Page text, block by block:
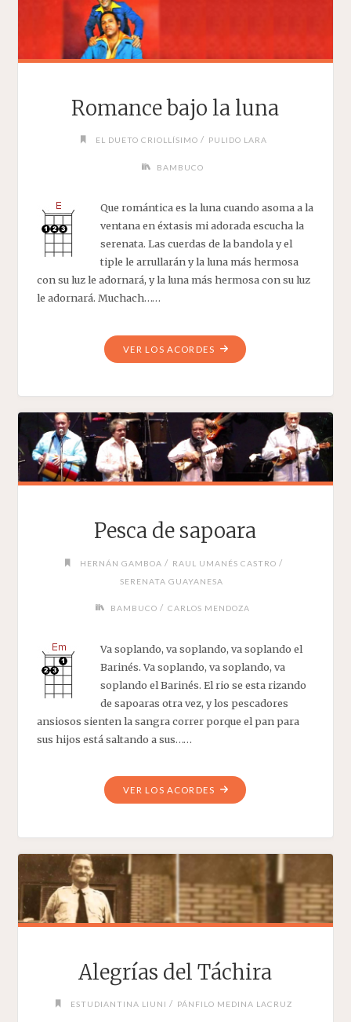
Romance bajo la luna
EL DUETO CRIOLLÍSIMO / PULIDO LARA
BAMBUCO
Que romántica es la luna cuando asoma a la
ventana en éxtasis mi adorada escucha la
serenata. Las cuerdas de la bandola y el
tiple le arrullarán y la luna más hermosa
con su luz le adornará, y la luna más hermosa con su luz
le adornará. Muchach……
VER LOS ACORDES"ROMANCE
BAJO
Pesca de sapoara
HERNÁN GAMBOA / RAUL UMANÉS CASTRO /
SERENATA GUAYANESA
BAMBUCO / CARLOS MENDOZA
Va soplando, va soplando, va soplando el
Barinés. Va soplando, va soplando, va
soplando el Barinés. El rio se esta rizando
de sapoaras otra vez, y los pescadores
ansiosos sienten la sangra correr porque el pan para
sus hijos está saltando a sus……
VER LOS ACORDES"PESCA
Alegrías del Táchira
ESTUDIANTINA LIUNI / PÁNFILO MEDINA LACRUZ